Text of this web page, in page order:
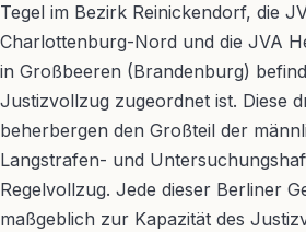
Tegel im Bezirk Reinickendorf, die
Charlottenburg-Nord und die JVA
in Großbeeren (Brandenburg)
Justizvollzug zugeordnet ist. Diese
beherbergen den Großteil der
Langstrafen- und
Regelvollzug. Jede dieser Berliner
maßgeblich zur Kapazität des